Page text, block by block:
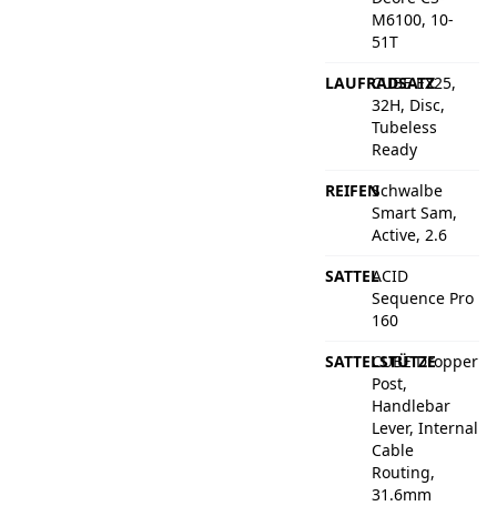
M6100, 10-
51T
LAUFRADSATZ
CUBE EX25,
32H, Disc,
Tubeless
Ready
REIFENSchwalbe
Smart Sam,
Active, 2.6
SATTELACID
Sequence Pro
160
SATTELSTÜTZE
CUBE Dropper
Post,
Handlebar
Lever, Internal
Cable
Routing,
31.6mm